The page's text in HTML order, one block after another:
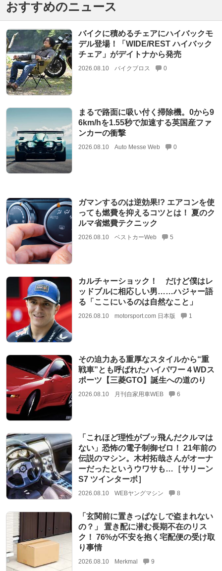
おすすめのニュース
バイクに積めるチェアにハイバックモ
デル登場！「WIDE/REST ハイバック
チェア」がデイトナから発売
2026.08.10 バイクブロス 0
まるで路面に吸い付く掃除機。0から9
6km/hを1.55秒で加速する英国産ファ
ンカーの衝撃
2026.08.10 Auto Messe Web 0
ガマンするのは逆効果!? エアコンを使
っても燃費を抑えるコツとは！ 夏のク
ルマ省燃費テクニック
2026.08.10 ベストカーWeb 5
カルチャーショック！ だけど僕はレ
ッドブルに相応しい男……ハジャー語
る「ここにいるのは自然なこと」
2026.08.10 motorsport.com 日本版 1
その迫力ある重厚なスタイルから“重
戦車”とも呼ばれたハイパワー４WDス
ポーツ【三菱GTO】誕生への道のり
2026.08.10 月刊自家用車WEB 6
「これほど理性がブッ飛んだクルマは
ない」恐怖の電子制御ゼロ！ 21年前の
伝説のマシン。木村拓哉さんがオーナ
ーだったというウワサも…［サリーン
S7 ツインターボ］
2026.08.10 WEBヤングマシン 8
「玄関前に置きっぱなしで盗まれない
の？」 置き配に潜む長期不在のリス
ク！ 76%が不安を抱く宅配便の受け取
り事情
2026.08.10 Merkmal 9